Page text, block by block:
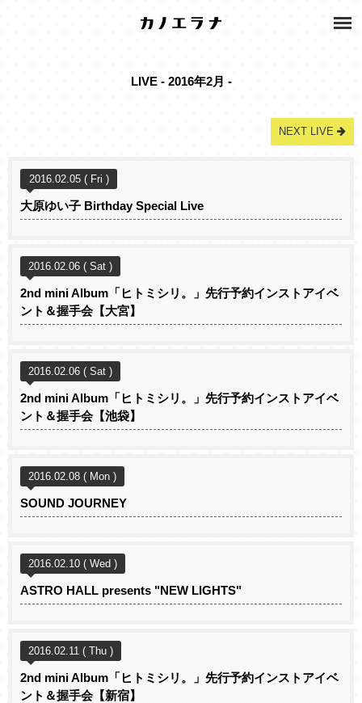
LIVE - 2016年2月 -
NEXT LIVE
2016.02.05 ( Fri )
大原ゆい子 Birthday Special Live
2016.02.06 ( Sat )
2nd mini Album「ヒトミシリ。」先行予約インストアイベ
ント＆握手会【大宮】
2016.02.06 ( Sat )
2nd mini Album「ヒトミシリ。」先行予約インストアイベ
ント＆握手会【池袋】
2016.02.08 ( Mon )
SOUND JOURNEY
2016.02.10 ( Wed )
ASTRO HALL presents "NEW LIGHTS"
2016.02.11 ( Thu )
2nd mini Album「ヒトミシリ。」先行予約インストアイベ
ント＆握手会【新宿】